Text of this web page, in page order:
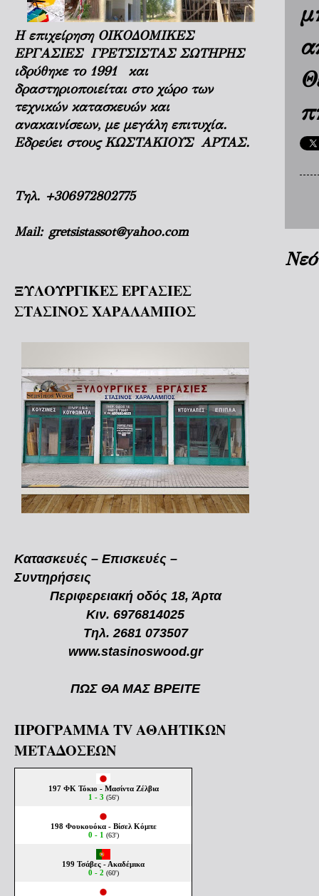
Η επιχείρηση ΟΙΚΟΔΟΜΙΚΕΣ
ΕΡΓΑΣΙΕΣ ΓΡΕΤΣΙΣΤΑΣ ΣΩΤΗΡΗΣ
ιδρύθηκε το 1991 και
δραστηριοποιείται στο χώρο των
τεχνικών κατασκευών και
ανακαινίσεων, με μεγάλη επιτυχία.
Εδρεύει στους ΚΩΣΤΑΚΙΟΥΣ ΑΡΤΑΣ.
Τηλ. +306972802775
Mail: gretsistassot@yahoo.com
ΞΥΛΟΥΡΓΙΚΕΣ ΕΡΓΑΣΙΕΣ
ΣΤΑΣΙΝΟΣ ΧΑΡΑΛΑΜΠΟΣ
Κατασκευές – Επισκευές –
Συντηρήσεις
Περιφερειακή οδός 18, Άρτα
Κιν. 6976814025
Τηλ. 2681 073507
www.stasinoswood.gr
ΠΩΣ ΘΑ ΜΑΣ ΒΡΕΙΤΕ
ΠΡΟΓΡΑΜΜΑ TV ΑΘΛΗΤΙΚΩΝ
ΜΕΤΑΔΟΣΕΩΝ